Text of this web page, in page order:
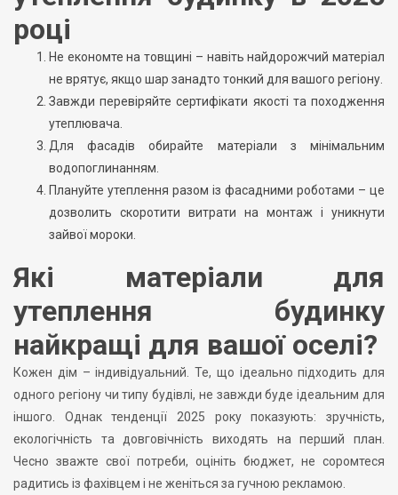
році
Не економте на товщині – навіть найдорожчий матеріал
не врятує, якщо шар занадто тонкий для вашого регіону.
Завжди перевіряйте сертифікати якості та походження
утеплювача.
Для фасадів обирайте матеріали з мінімальним
водопоглинанням.
Плануйте утеплення разом із фасадними роботами – це
дозволить скоротити витрати на монтаж і уникнути
зайвої мороки.
Які матеріали для
утеплення будинку
найкращі для вашої оселі?
Кожен дім – індивідуальний. Те, що ідеально підходить для
одного регіону чи типу будівлі, не завжди буде ідеальним для
іншого. Однак тенденції 2025 року показують: зручність,
екологічність та довговічність виходять на перший план.
Чесно зважте свої потреби, оцініть бюджет, не соромтеся
радитись із фахівцем і не женіться за гучною рекламою.